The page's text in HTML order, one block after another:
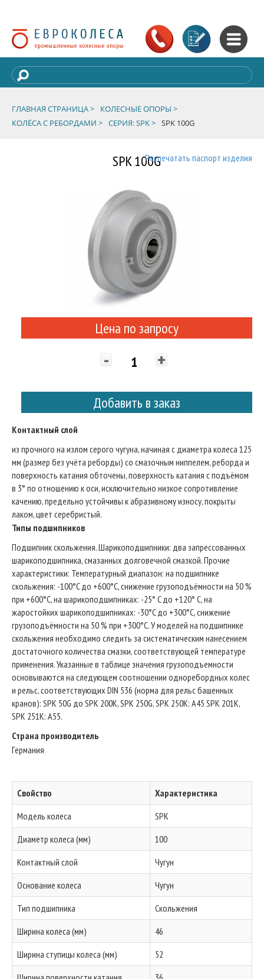
ГЛАВНАЯ СТРАНИЦА >
КОЛЕСНЫЕ ОПОРЫ >
КОЛЁСА С РЕБОРДАМИ > СЕРИЯ: SPK > SPK 100G
SPK 100GРаспечатать паспорт изделия
Цена по запросу
- +
Добавить в заказ
Контактный слой
из прочного на излом серого чугуна, начиная с диаметра колеса 125
мм (размер без учёта реборды) со смазочным ниппелем, реборда и
поверхность катания обточены, поверхность катания с подъёмом
в 3° по отношению к оси, исключительно низкое сопротивление
качению, предельно устойчивы к абразивному износу, покрыты
лаком, цвет серебристый.
Типы подшипников
Подшипник скольжения. Шарикоподшипники: два запрессованных
шарикоподшипника, смазанных долговечной смазкой. Прочие
характеристики: Температурный диапазон: на подшипнике
скольжения: -100°C до +600°C, снижение грузоподъёмности на 50 %
при +600°C, на шарикоподшипниках: -25° C до +120° C, на
жаростойких шарикоподшипниках: -30°C до +300°C, снижение
грузоподъёмности на 50 % при +300°C. У моделей на подшипнике
скольжения необходимо следить за систематическим нанесением
достаточного количества смазки, соответствующей температуре
применения. Указанные в таблице значения грузоподъемности
основываются на следующем соотношении одноребордных колес
и рельс, соответствующих DIN 536 (норма для рельс башенных
кранов): SPK 50G до SPK 200K, SPK 250G, SPK 250K: A45 SPK 201K,
SPK 251K: A55.
Страна производитель
Германия
Свойство
Характеристика
Модель колеса
SPK
Диаметр колеса (мм)
100
Контактный слой
Чугун
Основание колеса
Чугун
Тип подшипника
Скольжения
Ширина колеса (мм)
46
Ширина ступицы колеса (мм)
52